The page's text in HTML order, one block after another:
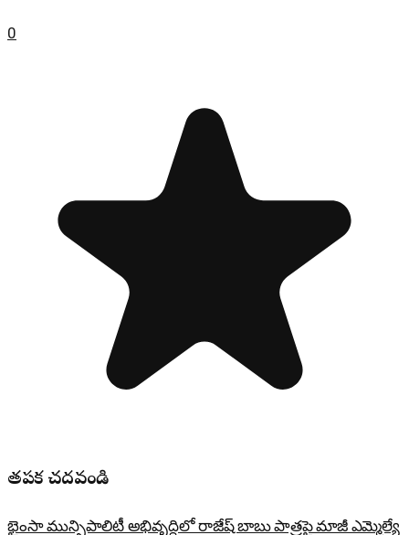
0
తప్పక చదవండి
భైంసా మున్సిపాలిటీ అభివృద్ధిలో రాజేష్ బాబు పాత్రపై మాజీ ఎమ్మెల్యే